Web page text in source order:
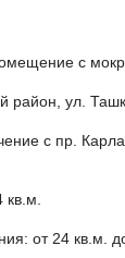
с
район, ул.
с пр.
кв.м.
от 24 кв.м.